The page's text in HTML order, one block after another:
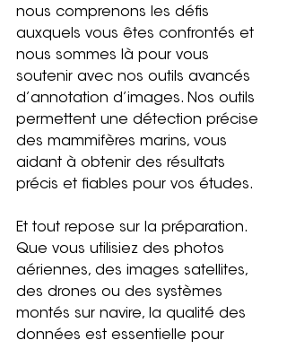
nous comprenons les défis
auxquels vous êtes confrontés et
nous sommes là pour vous
soutenir avec nos outils avancés
d’annotation d’images. Nos outils
permettent une détection précise
des mammifères marins, vous
aidant à obtenir des résultats
précis et fiables pour vos études.
Et tout repose sur la préparation.
Que vous utilisiez des photos
aériennes, des images satellites,
des drones ou des systèmes
montés sur navire, la qualité des
données est essentielle pour